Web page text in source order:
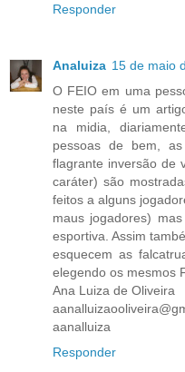
Responder
Analuiza 15 de maio
O FEIO em uma
neste país é um
na midia,
pessoas de bem,
flagrante inversão de
caráter) são
feitos a alguns
maus jogadores)
esportiva. Assim
esquecem as
elegendo os mesmos
Ana Luiza de Oliveira
aanalluiza
Responder